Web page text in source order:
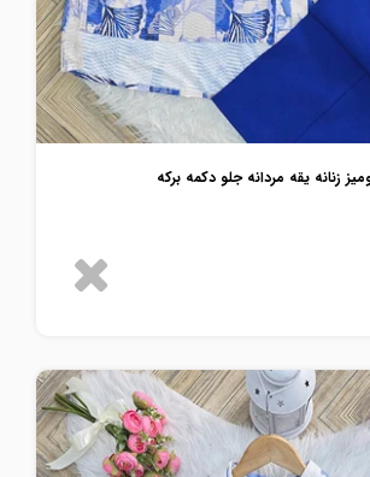
زنانه یقه مردانه جلو دکمه برکه